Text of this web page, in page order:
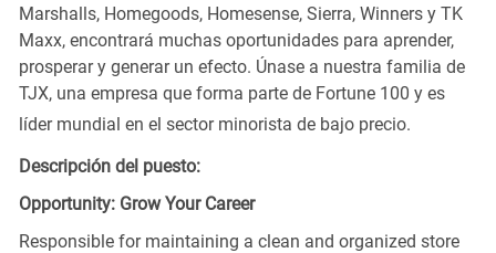
Marshalls, Homegoods, Homesense, Sierra, Winners y TK
Maxx, encontrará muchas oportunidades para aprender,
prosperar y generar un efecto. Únase a nuestra familia de
TJX, una empresa que forma parte de Fortune 100 y es
líder mundial en el sector minorista de bajo precio.
Descripción del puesto:
Opportunity: Grow Your Career
Responsible for maintaining a clean and organized store